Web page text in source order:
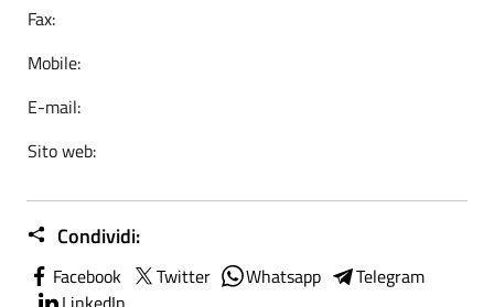
Fax:
Mobile:
E-mail:
Sito web:
Condividi:
Facebook Twitter Whatsapp
Telegram